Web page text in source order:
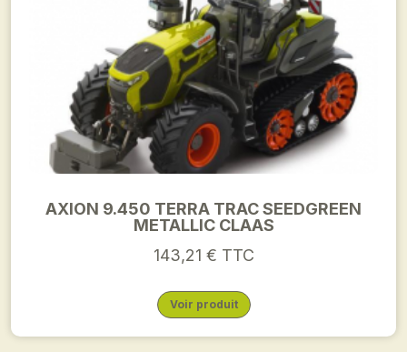
AXION 9.450 TERRA TRAC SEEDGREEN
METALLIC CLAAS
143,21 € TTC
Voir produit